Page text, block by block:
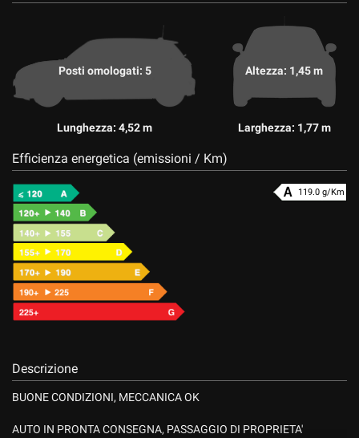
Posti omologati: 5
Lunghezza: 4,52 m
Altezza: 1,45 m
Larghezza: 1,77 m
Efficienza energetica (emissioni / Km)
119.0 g/Km
Descrizione
BUONE CONDIZIONI, MECCANICA OK
AUTO IN PRONTA CONSEGNA, PASSAGGIO DI PROPRIETA'